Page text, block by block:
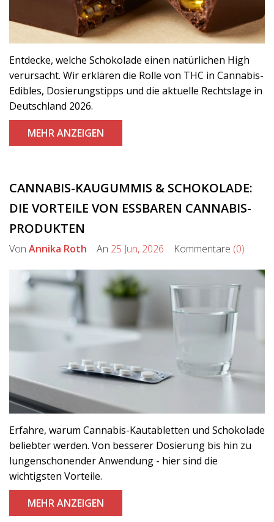
Entdecke, welche Schokolade einen natürlichen High
verursacht. Wir erklären die Rolle von THC in Cannabis-
Edibles, Dosierungstipps und die aktuelle Rechtslage in
Deutschland 2026.
MEHR ANZEIGEN
CANNABIS-KAUGUMMIS & SCHOKOLADE:
DIE VORTEILE VON ESSBAREN CANNABIS-
PRODUKTEN
Von Annika Roth An 25 Jun, 2026 Kommentare (0)
Erfahre, warum Cannabis-Kautabletten und Schokolade
beliebter werden. Von besserer Dosierung bis hin zu
lungenschonender Anwendung - hier sind die
wichtigsten Vorteile.
MEHR ANZEIGEN